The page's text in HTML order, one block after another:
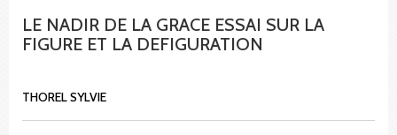
LE NADIR DE LA GRACE ESSAI SUR LA
FIGURE ET LA DEFIGURATION
THOREL SYLVIE